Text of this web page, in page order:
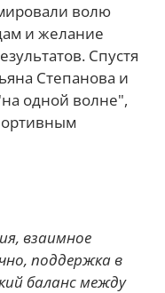
волю
и желание
Спустя
Степанова и
одной волне",
взаимное
поддержка в
баланс между